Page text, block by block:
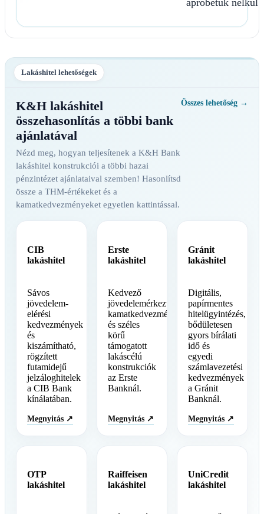
apróbetűk nélkül.
Lakáshitel lehetőségek
K&H lakáshitel
összehasonlítás a többi bank
ajánlatával
Nézd meg, hogyan teljesítenek a K&H Bank
lakáshitel konstrukciói a többi hazai
pénzintézet ajánlataival szemben! Hasonlítsd
össze a THM-értékeket és a
kamatkedvezményeket egyetlen kattintással.
Összes lehetőség →
CIB
lakáshitel
Sávos
jövedelem-
elérési
kedvezmények
és
kiszámítható,
rögzített
futamidejű
jelzáloghitelek
a CIB Bank
kínálatában.
Megnyitás ↗
Erste
lakáshitel
Kedvező
jövedelemérkeztetési
kamatkedvezmények
és széles
körű
támogatott
lakáscélú
konstrukciók
az Erste
Banknál.
Megnyitás ↗
Gránit
lakáshitel
Digitális,
papírmentes
hitelügyintézés,
bődületesen
gyors bírálati
idő és
egyedi
számlavezetési
kedvezmények
a Gránit
Banknál.
Megnyitás ↗
OTP
lakáshitel
Raiffeisen
lakáshitel
UniCredit
lakáshitel